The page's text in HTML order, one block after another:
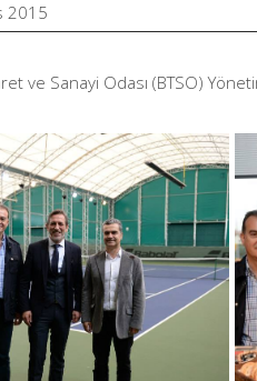
2015
ve Sanayi Odası (BTSO)